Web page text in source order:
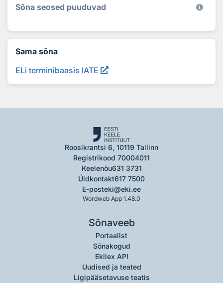
Sõna seosed puuduvad
Sama sõna
ELi terminibaasis IATE
Roosikrantsi 6, 10119 Tallinn
Registrikood 70004011
Keelenõu631 3731
Üldkontakt617 7500
E-posteki@eki.ee
Wordweb App 1.48.0
Sõnaveeb
Portaalist
Sõnakogud
Ekilex API
Uudised ja teated
Ligipääsetavuse teatis